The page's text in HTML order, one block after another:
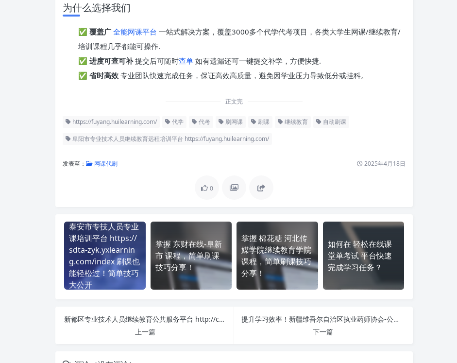
为什么选择我们
✅ 覆盖广 全能网课平台 一站式解决方案，覆盖3000多个代学代考项目，各类大学生网课/继续教育/
培训课程几乎都能可操作.
✅ 进度可查可补提交后可随时查单 如有遗漏还可一键提交补学，方便快捷.
✅ 省时高效 专业团队快速完成任务，保证高效高质量，避免因学业压力导致低分或挂科。
正文完
https://fuyang.huilearning.com/ 代学 代考 刷网课 刷课 继续教育 自动刷课
阜阳市专业技术人员继续教育远程培训平台 https://fuyang.huilearning.com/
发表至： 网课代刷 2025年4月18日
0
泰安市专技人员专业
课培训平台 https://
sdta-zyk.yxlearnin
g.com/index 刷课也
能轻松过！简单技巧
大公开
掌握 东财在线-阜新
市 课程，简单刷课
技巧分享！
掌握 棉花糖 河北传
媒学院继续教育学院
课程，简单刷课技巧
分享！
如何在 轻松在线课
堂单考试 平台快速
完成学习任务？
新都区专业技术人员继续教育公共服务平台 http://cdxd.lllnet.cn/ 课程学习无压力！教你高效刷题技巧
上一篇
提升学习效率！新疆维吾尔自治区执业药师协会-公需科目 http://www.xjzyysxh.cn/ 刷课方法全揭秘
下一篇